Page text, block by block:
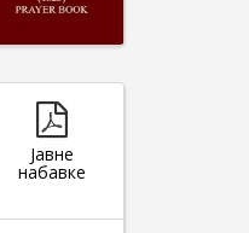
Јавне
набавке